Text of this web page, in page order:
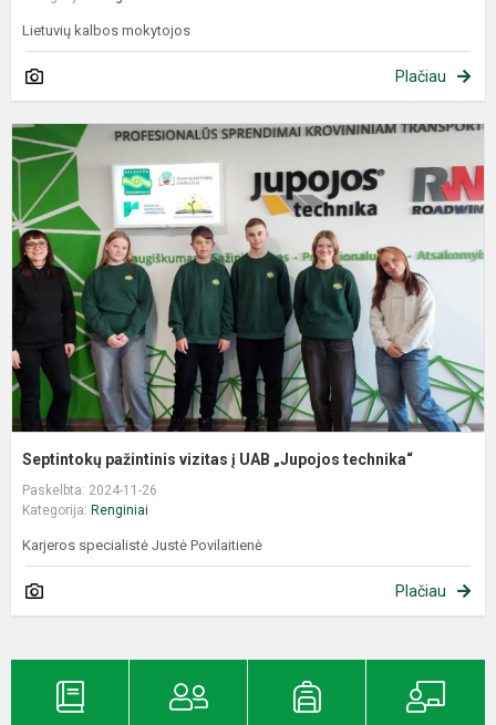
Lietuvių kalbos mokytojos
Plačiau
Septintokų pažintinis vizitas į UAB „Jupojos technika“
Paskelbta: 2024-11-26
Kategorija: Renginiai
Karjeros specialistė Justė Povilaitienė
Plačiau